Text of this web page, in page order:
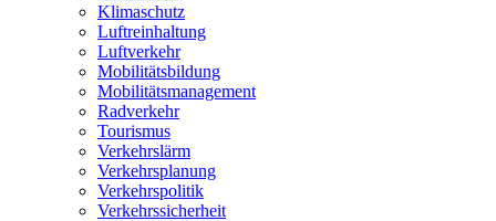
Klimaschutz
Luftreinhaltung
Luftverkehr
Mobilitätsbildung
Mobilitätsmanagement
Radverkehr
Tourismus
Verkehrslärm
Verkehrsplanung
Verkehrspolitik
Verkehrssicherheit